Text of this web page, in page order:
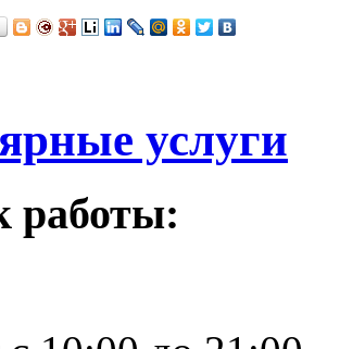
услуги
работы: